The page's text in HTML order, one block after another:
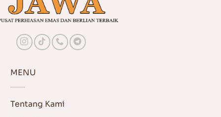
MENU
Tentang Kami